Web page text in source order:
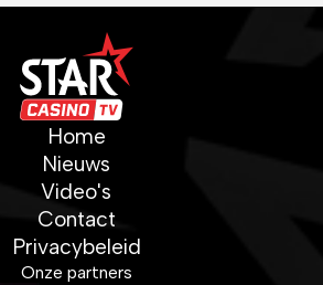
Home
Nieuws
Video's
Contact
Privacybeleid
Onze partners